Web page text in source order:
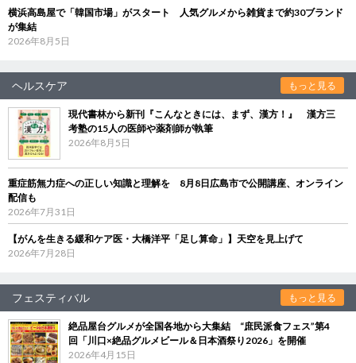
横浜高島屋で「韓国市場」がスタート 人気グルメから雑貨まで約30ブランド
が集結
2026年8月5日
ヘルスケア もっと見る
現代書林から新刊『こんなときには、まず、漢方！』 漢方三
考塾の15人の医師や薬剤師が執筆
2026年8月5日
重症筋無力症への正しい知識と理解を 8月8日広島市で公開講座、オンライン
配信も
2026年7月31日
【がんを生きる緩和ケア医・大橋洋平「足し算命」】天空を見上げて
2026年7月28日
フェスティバル もっと見る
絶品屋台グルメが全国各地から大集結 “庶民派食フェス”第4
回「川口×絶品グルメビール＆日本酒祭り2026」を開催
2026年4月15日